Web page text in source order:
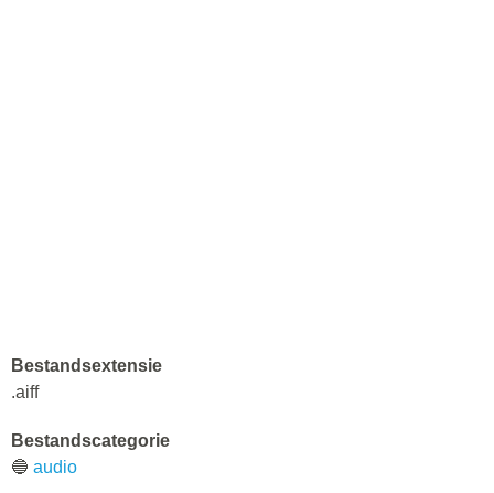
Bestandsextensie
.aiff
Bestandscategorie
🔵 audio